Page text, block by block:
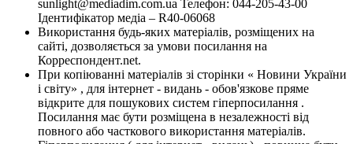
sunlight@mediadim.com.ua Телефон: 044-205-43-00
Ідентифікатор медіа – R40-06068
Використання будь-яких матеріалів, розміщених на
сайті, дозволяється за умови посилання на
Корреспондент.net.
При копіюванні матеріалів зі сторінки « Новини України
і світу» , для інтернет - видань - обов'язкове пряме
відкрите для пошукових систем гіперпосилання .
Посилання має бути розміщена в незалежності від
повного або часткового використання матеріалів.